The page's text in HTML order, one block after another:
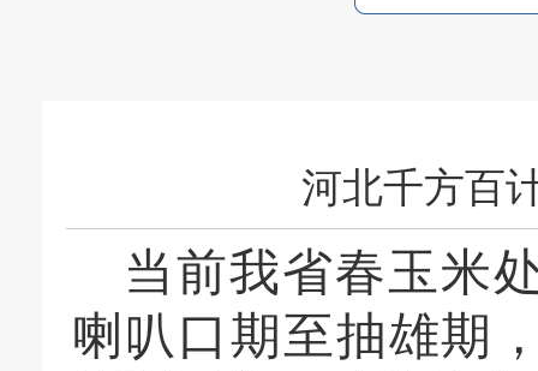
河北千方百
当前我省春玉米
喇叭口期至抽雄期